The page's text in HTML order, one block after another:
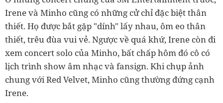
Irene và Minho cũng có những cử chỉ đặc biệt thân
thiết. Họ được bắt gặp "dính" lấy nhau, ôm eo thân
thiết, trêu đùa vui vẻ. Ngược về quá khứ, Irene còn đi
xem concert solo của Minho, bất chấp hôm đó cô có
lịch trình show âm nhạc và fansign. Khi chụp ảnh
chung với Red Velvet, Minho cũng thường đứng cạnh
Irene.